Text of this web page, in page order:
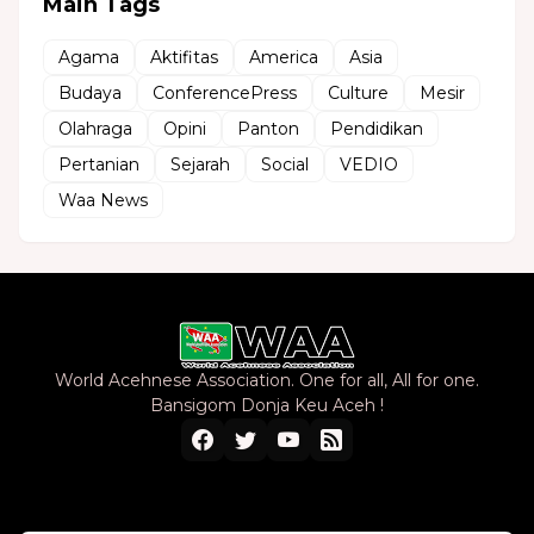
Agama Aktifitas America
Asia
Budaya
ConferencePress Culture
Mesir
Olahraga
Opini Panton
Pendidikan
Pertanian
Sejarah Social
VEDIO
Waa News
World Acehnese Association. One for all, All for one.
Bansigom Donja Keu Aceh !